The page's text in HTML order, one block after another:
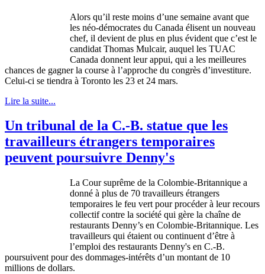
Alors qu’il reste moins d’une semaine avant que
les néo-démocrates du Canada élisent un nouveau
chef, il devient de plus en plus évident que c’est le
candidat Thomas Mulcair, auquel les TUAC
Canada donnent leur appui, qui a les meilleures
chances de gagnerla course à l’approche du congrès d’investiture.
Celui-ci se tiendra à Toronto les 23 et 24 mars.
Lire la suite...
Un tribunal de la C.-B. statue que les
travailleurs étrangers temporaires
peuvent poursuivre Denny's
La Cour suprême de la Colombie-Britannique a
donné à plus de 70 travailleurs étrangers
temporaires le feu vert pourprocéder à leur recours
collectif contre la société qui gère la chaîne de
restaurants Denny’s en Colombie-Britannique. Les
travailleurs qui étaient ou continuent d’être à
l’emploi des restaurants Denny's en C.-B.
poursuivent pour des dommages-intérêts d’un montant de 10
millions de dollars.